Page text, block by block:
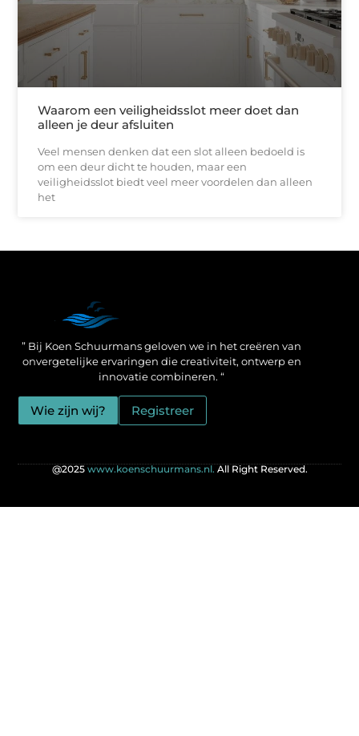
Waarom een veiligheidsslot meer doet dan
alleen je deur afsluiten
Veel mensen denken dat een slot alleen bedoeld is
om een deur dicht te houden, maar een
veiligheidsslot biedt veel meer voordelen dan alleen
het
” Bij Koen Schuurmans geloven we in het creëren van
onvergetelijke ervaringen die creativiteit, ontwerp en
innovatie combineren. “
Wie zijn wij? Registreer
@2025 www.koenschuurmans.nl. All Right Reserved.